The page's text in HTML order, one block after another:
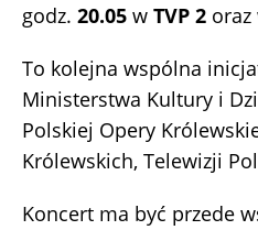
godz. 20.05 w TVP 2 oraz
To kolejna wspólna
Ministerstwa Kultury i
Polskiej Opery
Królewskich, Telewizji
Koncert ma być przede